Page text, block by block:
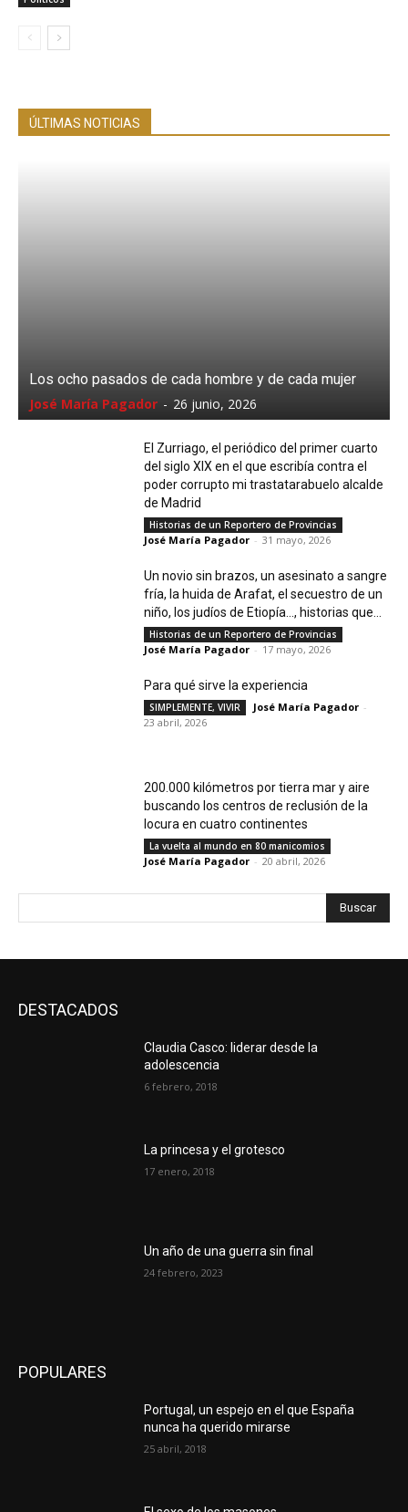
ÚLTIMAS NOTICIAS
Los ocho pasados de cada hombre y de cada mujer
José María Pagador - 26 junio, 2026
El Zurriago, el periódico del primer cuarto
del siglo XIX en el que escribía contra el
poder corrupto mi trastatarabuelo alcalde
de Madrid
Historias de un Reportero de Provincias
José María Pagador - 31 mayo, 2026
Un novio sin brazos, un asesinato a sangre
fría, la huida de Arafat, el secuestro de un
niño, los judíos de Etiopía…, historias que...
Historias de un Reportero de Provincias
José María Pagador - 17 mayo, 2026
Para qué sirve la experiencia
SIMPLEMENTE, VIVIR José María Pagador -
23 abril, 2026
200.000 kilómetros por tierra mar y aire
buscando los centros de reclusión de la
locura en cuatro continentes
La vuelta al mundo en 80 manicomios
José María Pagador - 20 abril, 2026
Buscar
DESTACADOS
Claudia Casco: liderar desde la
adolescencia
6 febrero, 2018
La princesa y el grotesco
17 enero, 2018
Un año de una guerra sin final
24 febrero, 2023
POPULARES
Portugal, un espejo en el que España
nunca ha querido mirarse
25 abril, 2018